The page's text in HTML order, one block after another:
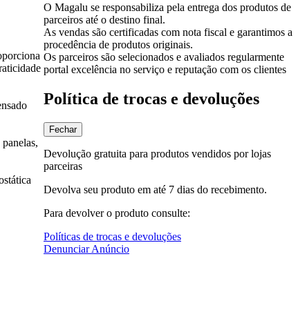
O Magalu se responsabiliza pela entrega dos produtos de
parceiros até o destino final.
As vendas são certificadas com nota fiscal e garantimos a
procedência de produtos originais.
Os parceiros são selecionados e avaliados regularmente
portal excelência no serviço e reputação com os clientes
Política de trocas e devoluções
Fechar
Devolução gratuita para produtos vendidos por lojas
parceiras
Devolva seu produto em até 7 dias do recebimento.
Para devolver o produto consulte:
Políticas de trocas e devoluções
Denunciar Anúncio